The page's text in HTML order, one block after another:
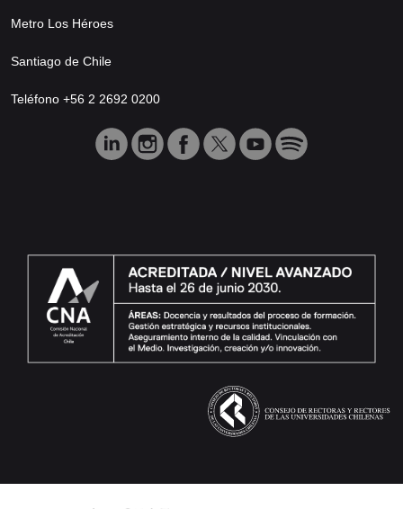
Metro Los Héroes
Santiago de Chile
Teléfono +56 2 2692 0200